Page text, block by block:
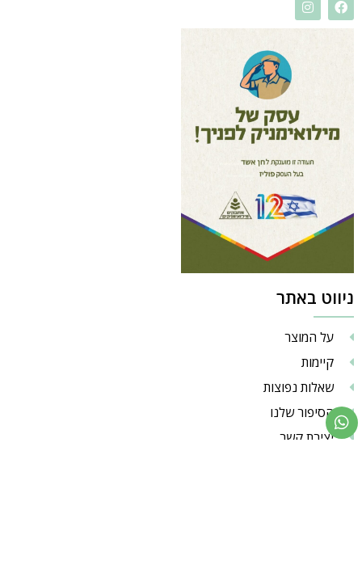
ניווט באתר
על המוצר
קיימות
שאלות נפוצות
הסיפור שלנו
יצירת קשר